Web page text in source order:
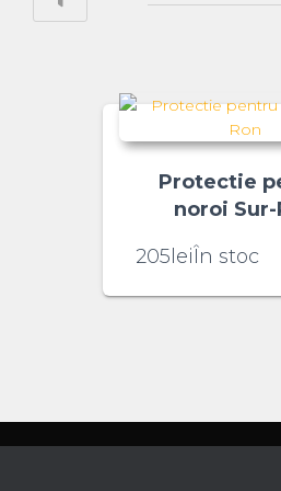
Protectie
noroi Sur-
205 leiÎn stoc